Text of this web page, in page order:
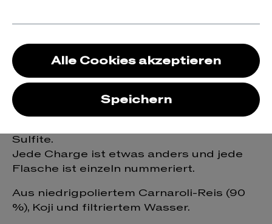
Tand Sake
Von Hand gefertigt und in kleinen
Chargen in Berlin gebraut – ohne
Sulfite.
Jede Charge ist etwas anders und jede
Flasche ist einzeln nummeriert.
Aus niedrigpoliertem Carnaroli-Reis (90
%), Koji und filtriertem Wasser.
Alle Cookies akzeptieren
Speichern